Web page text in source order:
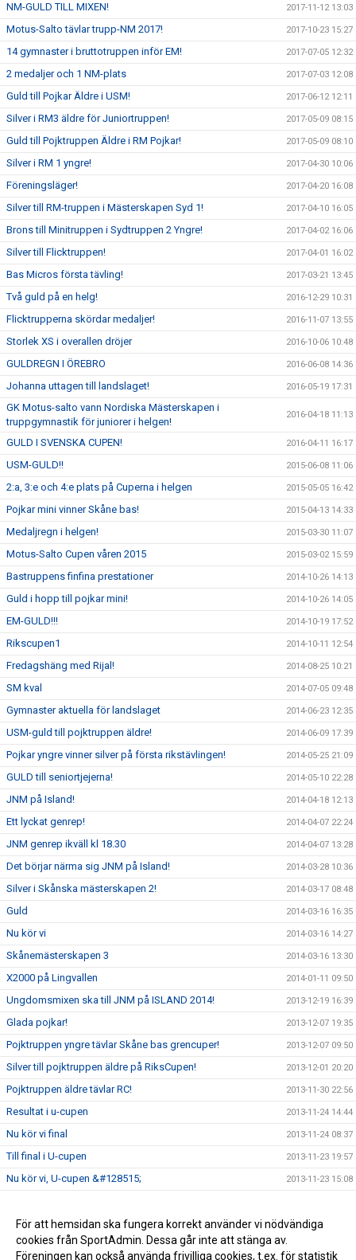
NM-GULD TILL MIXEN! 2017-11-12 13:03
Motus-Salto tävlar trupp-NM 2017! 2017-10-23 15:27
14 gymnaster i bruttotruppen inför EM! 2017-07-05 12:32
2 medaljer och 1 NM-plats 2017-07-03 12:08
Guld till Pojkar Äldre i USM! 2017-06-12 12:11
Silver i RM3 äldre för Juniortruppen! 2017-05-09 08:15
Guld till Pojktruppen Äldre i RM Pojkar! 2017-05-09 08:10
Silver i RM 1 yngre! 2017-04-30 10:06
Föreningsläger! 2017-04-20 16:08
Silver till RM-truppen i Mästerskapen Syd 1! 2017-04-10 16:05
Brons till Minitruppen i Sydtruppen 2 Yngre! 2017-04-02 16:06
Silver till Flicktruppen! 2017-04-01 16:02
Bas Micros första tävling! 2017-03-21 13:45
Två guld på en helg! 2016-12-29 10:31
Flicktrupperna skördar medaljer! 2016-11-07 13:55
Storlek XS i overallen dröjer 2016-10-06 10:48
GULDREGN I ÖREBRO 2016-06-08 14:36
Johanna uttagen till landslaget! 2016-05-19 17:31
GK Motus-salto vann Nordiska Mästerskapen i
truppgymnastik för juniorer i helgen!
2016-04-18 11:13
GULD I SVENSKA CUPEN! 2016-04-11 16:17
USM-GULD!! 2015-06-08 11:06
2:a, 3:e och 4:e plats på Cuperna i helgen 2015-05-05 16:42
Pojkar mini vinner Skåne bas! 2015-04-13 14:33
Medaljregn i helgen! 2015-03-30 11:07
Motus-Salto Cupen våren 2015 2015-03-02 15:59
Bastruppens finfina prestationer 2014-10-26 14:13
Guld i hopp till pojkar mini! 2014-10-26 14:05
EM-GULD!!! 2014-10-19 17:52
Rikscupen1 2014-10-11 12:54
Fredagshäng med Rijal! 2014-08-25 10:21
SM kval 2014-07-05 09:48
Gymnaster aktuella för landslaget 2014-06-23 12:35
USM-guld till pojktruppen äldre! 2014-06-09 17:39
Pojkar yngre vinner silver på första rikstävlingen! 2014-05-25 21:09
GULD till seniortjejerna! 2014-05-10 22:28
JNM på Island! 2014-04-18 12:13
Ett lyckat genrep! 2014-04-07 22:24
JNM genrep ikväll kl 18.30 2014-04-07 13:28
Det börjar närma sig JNM på Island! 2014-03-28 10:36
Silver i Skånska mästerskapen 2! 2014-03-17 08:48
Guld 2014-03-16 16:35
Nu kör vi 2014-03-16 14:27
Skånemästerskapen 3 2014-03-16 13:30
X2000 på Lingvallen 2014-01-11 09:50
Ungdomsmixen ska till JNM på ISLAND 2014! 2013-12-19 16:39
Glada pojkar! 2013-12-07 19:35
Pojktruppen yngre tävlar Skåne bas grencuper! 2013-12-07 09:50
Silver till pojktruppen äldre på RiksCupen! 2013-12-01 20:20
Pojktruppen äldre tävlar RC! 2013-11-30 22:56
Resultat i u-cupen 2013-11-24 14:44
Nu kör vi final 2013-11-24 08:37
Till final i U-cupen 2013-11-23 19:57
Nu kör vi, U-cupen &#128515; 2013-11-23 15:08
Lördagens tävlande 2013-11-12 20:03
Skåne grencuper 3 2013-10-26 19:59
För att hemsidan ska fungera korrekt använder vi nödvändiga
cookies från SportAdmin. Dessa går inte att stänga av.
Föreningen kan också använda frivilliga cookies, t.ex. för statistik